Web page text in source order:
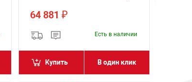
64 881₽
Есть в наличии
Купить В один клик